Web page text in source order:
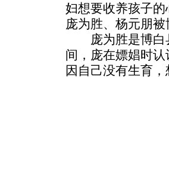
妇想要收养孩子
庞为胜、杨元朋
庞为胜是博白
间，庞在嫖娼时
因自己没有生育